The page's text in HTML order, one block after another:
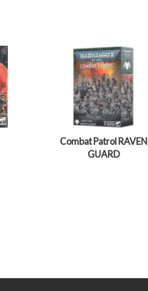
Combat Patrol RAVEN
GUARD